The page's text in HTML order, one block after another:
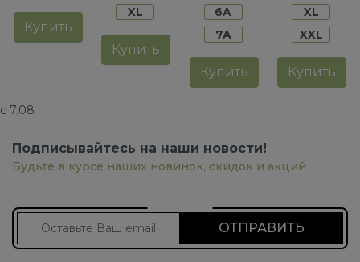
Купить
XL
Купить
6A
7A
Купить
XL
XXL
Купить
с 7.08
Подписывайтесь на наши новости!
Будьте в курсе наших новинок, скидок и акций